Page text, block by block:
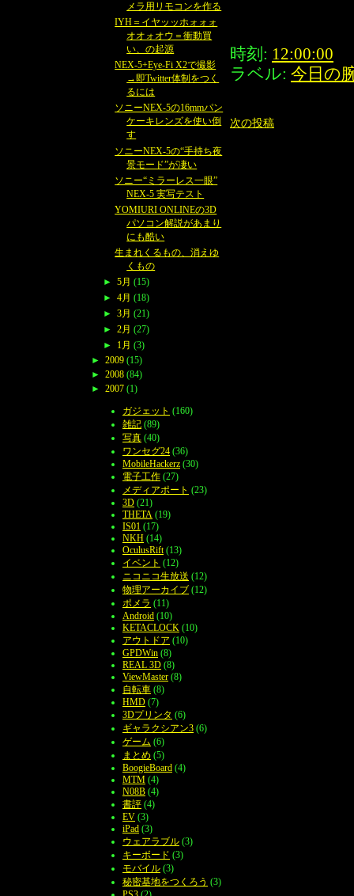
時刻: 12:00:00
ラベル: 今日の
次の投稿
メラ用リモコンを作る
IYH＝イヤッッホォォォ
オオォオウ＝衝動買
い、の起源
NEX-5+Eye-Fi X2で撮影
→即Twitter体制をつく
るには
ソニーNEX-5の16mmパン
ケーキレンズを使い倒
す
ソニーNEX-5の“手持ち夜
景モード”が凄い
ソニー“ミラーレス一眼”
NEX-5 実写テスト
YOMIURI ONLINEの3D
パソコン解説があまり
にも酷い
生まれくるもの、消えゆ
くもの
► 5月 (15)
► 4月 (18)
► 3月 (21)
► 2月 (27)
►
1月 (3)
► 2009 (15)
► 2008 (84)
► 2007 (1)
ガジェット (160)
雑記 (89)
写真 (40)
ワンセグ24 (36)
MobileHackerz (30)
電子工作 (27)
メディアポート (23)
3D (21)
THETA (19)
IS01 (17)
NKH (14)
OculusRift (13)
イベント (12)
ニコニコ生放送 (12)
物理アーカイブ (12)
ポメラ (11)
Android (10)
KETACLOCK (10)
アウトドア (10)
GPDWin (8)
REAL 3D (8)
ViewMaster (8)
自転車 (8)
HMD (7)
3Dプリンタ (6)
ギャラクシアン3 (6)
ゲーム (6)
まとめ (5)
BoogieBoard (4)
MTM (4)
N08B (4)
書評 (4)
EV (3)
iPad (3)
ウェアラブル (3)
キーボード (3)
モバイル (3)
秘密基地をつくろう (3)